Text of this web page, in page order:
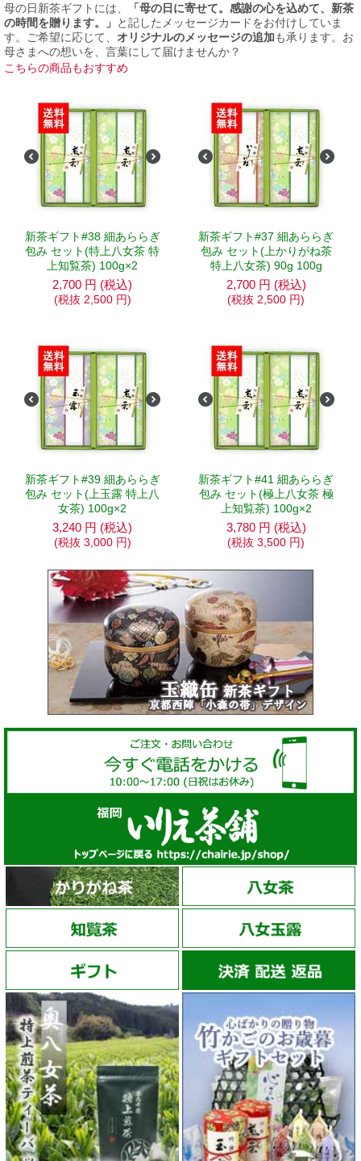
母の日新茶ギフトには、
「母の日に寄せて。感謝の心を込めて、新茶
の時間を贈ります。」 と記したメッセージカードをお付けしていま
す。ご希望に応じて、 オリジナルのメッセージの追加も承ります。お
母さまへの想いを、言葉にして届けませんか？
こちらの商品もおすすめ
新茶ギフト#38 細あららぎ
包み セット(特上八女茶 特
上知覧茶) 100g×2
2,700 円 (税込)
(税抜 2,500 円)
新茶ギフト#37 細あららぎ
包み セット(上かりがね茶
特上八女茶) 90g 100g
2,700 円 (税込)
(税抜 2,500 円)
新茶ギフト#39 細あららぎ
包み セット(上玉露 特上八
女茶) 100g×2
3,240 円 (税込)
(税抜 3,000 円)
新茶ギフト#41 細あららぎ
包み セット(極上八女茶 極
上知覧茶) 100g×2
3,780 円 (税込)
(税抜 3,500 円)